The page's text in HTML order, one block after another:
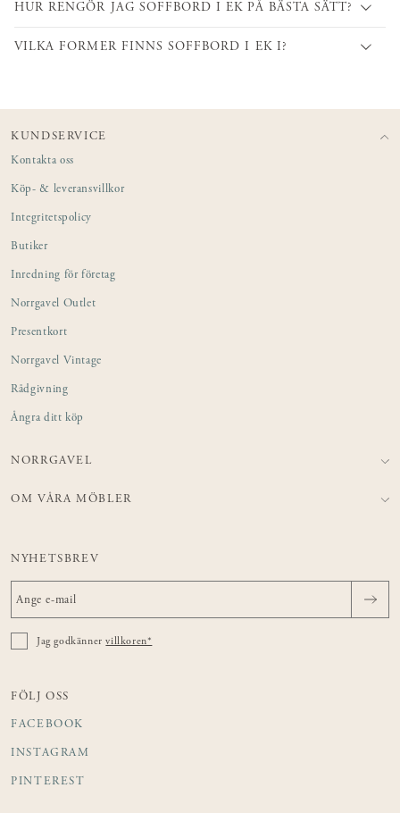
HUR RENGÖR JAG SOFFBORD I EK PÅ BÄSTA SÄTT?
VILKA FORMER FINNS SOFFBORD I EK I?
KUNDSERVICE
Kontakta oss
Köp- & leveransvillkor
Integritetspolicy
Butiker
Inredning för företag
Norrgavel Outlet
Presentkort
Norrgavel Vintage
Rådgivning
Ångra ditt köp
NORRGAVEL
OM VÅRA MÖBLER
NYHETSBREV
Jag godkännervillkoren*
FÖLJ OSS
FACEBOOK
INSTAGRAM
PINTEREST